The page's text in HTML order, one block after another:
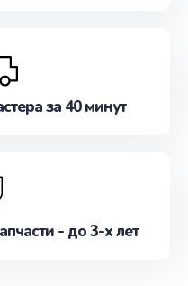
за 40 минут
- до 3-х лет